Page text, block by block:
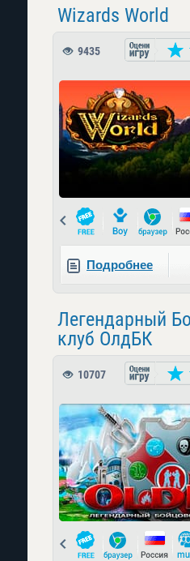
Wizards World
9435
Prev
Подробнее
Легендарный
клуб ОлдБК
10707
Prev